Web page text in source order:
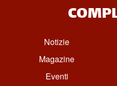
Notizie
Magazine
Eventi